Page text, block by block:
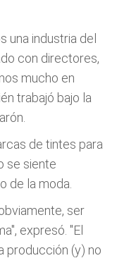
una industria del
con directores,
mucho en
trabajó bajo la
de tintes para
se siente
de la moda.
ser
expresó. "El
producción (y) no